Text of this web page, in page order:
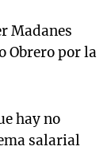
Madanes
Obrero por la
hay no
salarial